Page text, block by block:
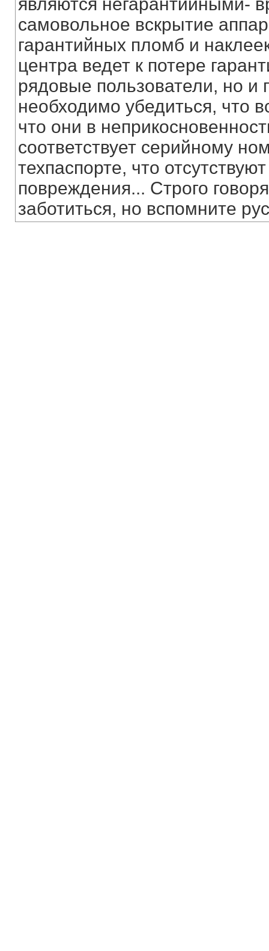
самовольное вскрытие
гарантийных пломб и
центра ведет к потере
рядовые пользователи, но и
необходимо убедиться, что
что они в
соответствует серийному
техпаспорте, что
повреждения... Строго
заботиться, но вспомните